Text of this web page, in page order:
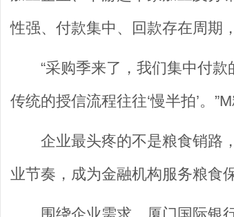
性强、付款集中、回款存在周期
“采购季来了，我们集中付
传统的授信流程往往‘慢半拍’。
企业最头疼的不是粮食销路
业节奏，成为金融机构服务粮食